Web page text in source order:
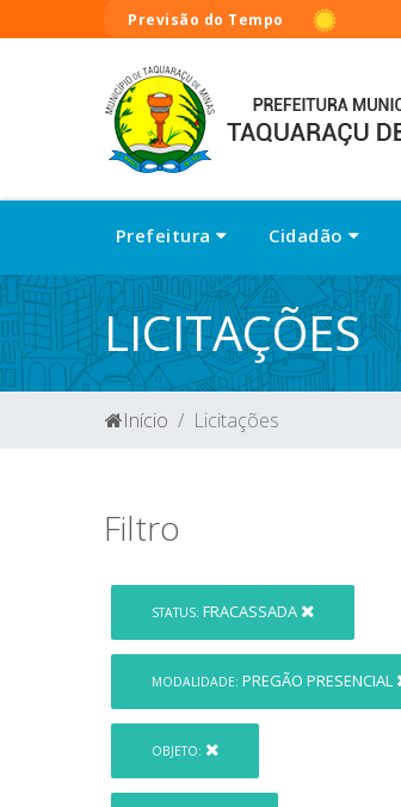
Previsão do Tempo
Prefeitura Cidadão
LICITAÇÕES
Início Licitações
Filtro
STATUS: FRACASSADA
MODALIDADE: PREGÃO PRESENCIAL
OBJETO: